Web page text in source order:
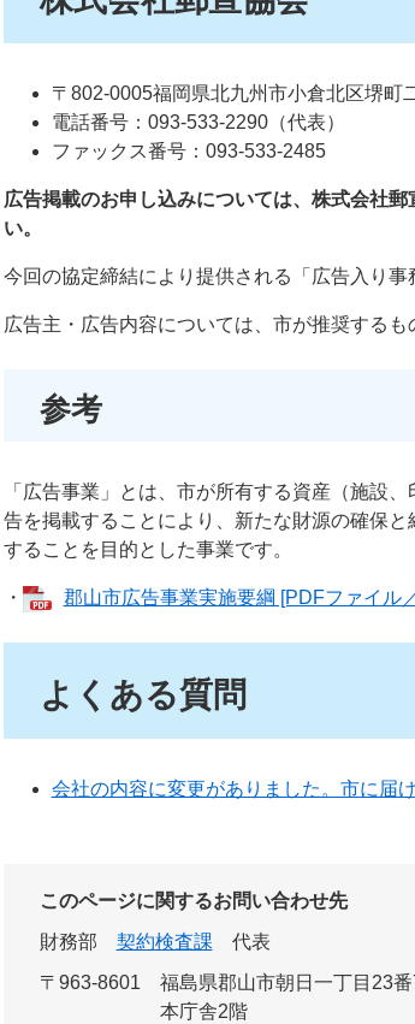
〒802-0005福岡県北九州市小倉北区堺町
電話番号：093-533-2290（代表）
ファックス番号：093-533-2485
広告掲載のお申し込みについては、株式会社
い。
今回の協定締結により提供される「広告入り
広告主・広告内容については、市が推奨するも
参考
「広告事業」とは、市が所有する資産（施設
告を掲載することにより、新たな財源の確保
することを目的とした事業です。
・ 郡山市広告事業実施要綱 [PDFファイル
よくある質問
会社の内容に変更がありました。市に届
このページに関するお問い合わせ先
財務部
契約検査課
代表
〒963-8601
福島県郡山市朝日一丁目23
本庁舎2階